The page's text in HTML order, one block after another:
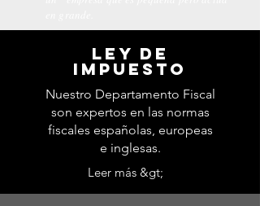
ley de
Impuesto
Nuestro Departamento Fiscal
son expertos en las normas
fiscales españolas, europeas
e inglesas.
Leer más &gt;